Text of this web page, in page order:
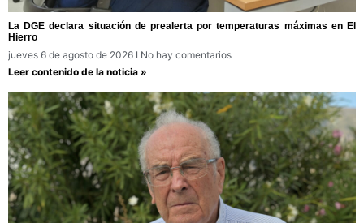
La DGE declara situación de prealerta por temperaturas máximas en El
Hierro
jueves 6 de agosto de 2026
No hay comentarios
Leer contenido de la noticia »